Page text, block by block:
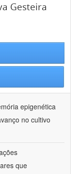
Gesteira
epigenética
no cultivo
que